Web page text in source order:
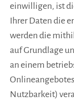
einwilligen, ist
Ihrer Daten die
werden die
auf Grundlage
an einem
Nutzbarkeit)